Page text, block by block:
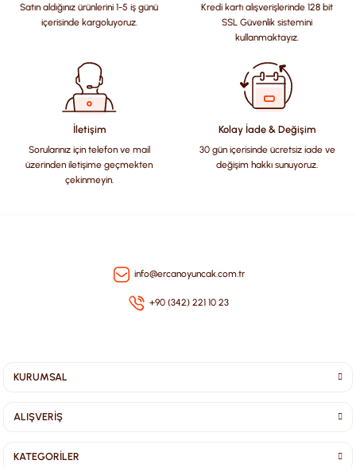
Satın aldığınız ürünlerini 1-5 iş günü
içerisinde kargoluyoruz.
Kredi kartı alışverişlerinde 128 bit
SSL Güvenlik sistemini
kullanmaktayız.
İletişim
Sorularınız için telefon ve mail
üzerinden iletişime geçmekten
çekinmeyin.
Kolay İade & Değişim
30 gün içerisinde ücretsiz iade ve
değişim hakkı sunuyoruz.
info@ercanoyuncak.com.tr
+90 (342) 221 10 23
KURUMSAL
ALIŞVERİŞ
KATEGORİLER